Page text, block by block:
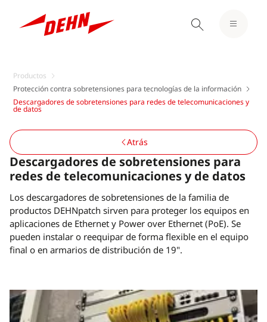
Productos
Protección contra sobretensiones para tecnologías de la información
Descargadores de sobretensiones para redes de telecomunicaciones y
de datos
Descargadores de sobretensiones para
redes de telecomunicaciones y de datos
Los descargadores de sobretensiones de la familia de
productos DEHNpatch sirven para proteger los equipos en
aplicaciones de Ethernet y Power over Ethernet (PoE). Se
pueden instalar o reequipar de forma flexible en el equipo
final o en armarios de distribución de 19".
Atrás